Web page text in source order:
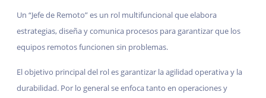
Un “Jefe de Remoto” es un rol multifuncional que elabora
estrategias, diseña y comunica procesos para garantizar que los
equipos remotos funcionen sin problemas.
El objetivo principal del rol es garantizar la agilidad operativa y la
durabilidad. Por lo general se enfoca tanto en operaciones y